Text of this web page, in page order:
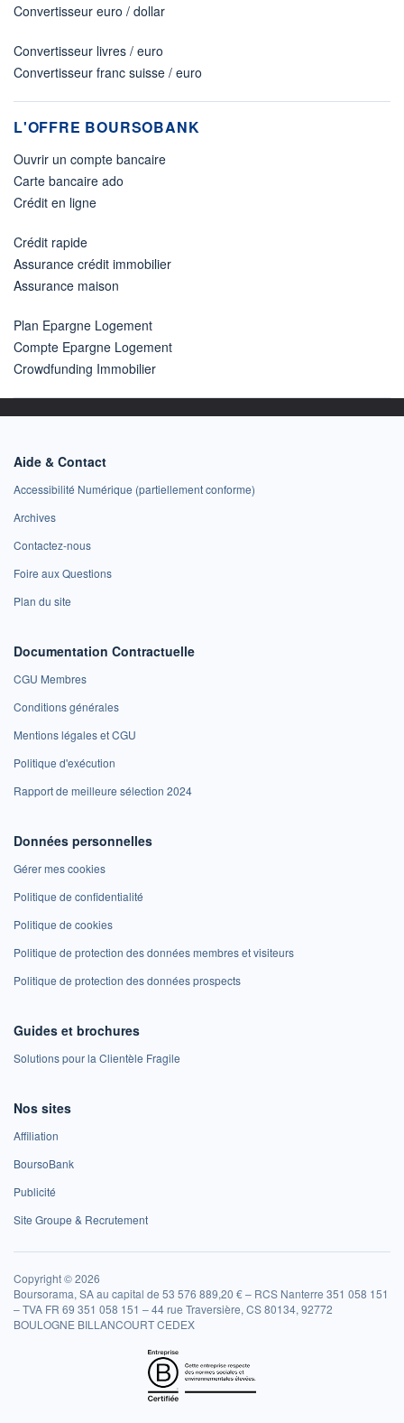
Convertisseur euro / dollar
Convertisseur livres / euro
Convertisseur franc suisse / euro
L'OFFRE BOURSOBANK
Ouvrir un compte bancaire
Carte bancaire ado
Crédit en ligne
Crédit rapide
Assurance crédit immobilier
Assurance maison
Plan Epargne Logement
Compte Epargne Logement
Crowdfunding Immobilier
Aide & Contact
Accessibilité Numérique (partiellement conforme)
Archives
Contactez-nous
Foire aux Questions
Plan du site
Documentation Contractuelle
CGU Membres
Conditions générales
Mentions légales et CGU
Politique d'exécution
Rapport de meilleure sélection 2024
Données personnelles
Gérer mes cookies
Politique de confidentialité
Politique de cookies
Politique de protection des données membres et visiteurs
Politique de protection des données prospects
Guides et brochures
Solutions pour la Clientèle Fragile
Nos sites
Affiliation
BoursoBank
Publicité
Site Groupe & Recrutement
Copyright © 2026
Boursorama, SA au capital de 53 576 889,20 € – RCS Nanterre 351 058 151
– TVA FR 69 351 058 151 – 44 rue Traversière, CS 80134, 92772
BOULOGNE BILLANCOURT CEDEX